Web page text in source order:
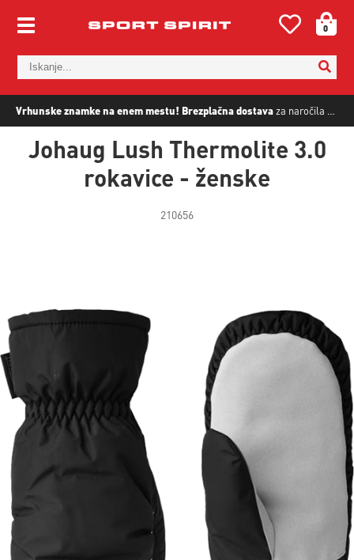
Vrhunske znamke na enem mestu! Brezplačna dostavaza naročila nad
0
Johaug Lush Thermolite 3.0
rokavice - ženske
210656